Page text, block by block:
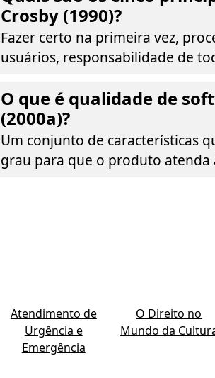
Crosby (1990)?
Fazer certo na primeira vez,
usuários, responsabilidade de
O que é qualidade de
(2000a)?
Um conjunto de características
grau para que o produto atenda
Atendimento de
Urgência e
Emergência
O Direito no
Mundo da